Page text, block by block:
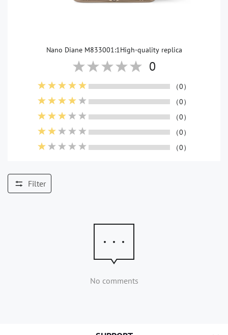
Nano Diane M833001:1High-quality replica
0
（0）
（0）
（0）
（0）
（0）
Filter
No comments